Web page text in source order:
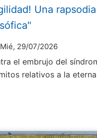
Una
Mié, 29/07/2026
el embrujo del
relativos a la